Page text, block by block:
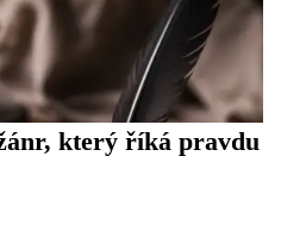
který říká pravdu